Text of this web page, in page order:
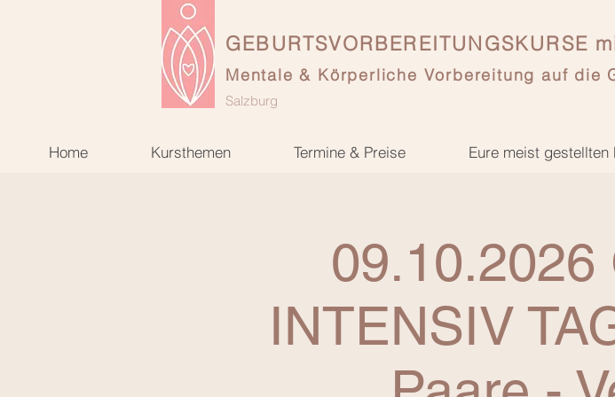
GEBURTSVORBEREITUNGSKURSE
Mentale & Körperliche Vorbereitung auf die
Salzburg
Home Kursthemen Termine & Preise Eure meist gestellten
09.10.2026
INTENSIV